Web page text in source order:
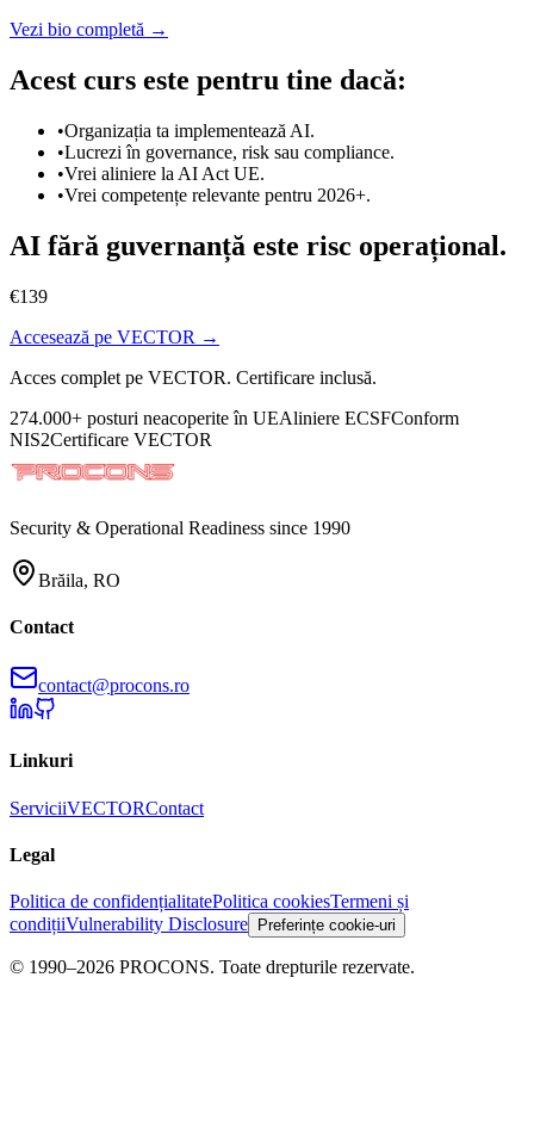
Vezi bio completă →
Acest curs este pentru tine dacă:
•Organizația ta implementează AI.
•Lucrezi în governance, risk sau compliance.
•Vrei aliniere la AI Act UE.
•Vrei competențe relevante pentru 2026+.
AI fără guvernanță este risc operațional.
€139
Accesează pe VECTOR →
Acces complet pe VECTOR. Certificare inclusă.
274.000+ posturi neacoperite în UEAliniere ECSFConform
NIS2Certificare VECTOR
Security & Operational Readiness since 1990
Brăila, RO
Contact
contact@procons.ro
Linkuri
ServiciiVECTORContact
Legal
Politica de confidențialitatePolitica cookiesTermeni și
condițiiVulnerability Disclosure Preferințe cookie-uri
© 1990–2026 PROCONS. Toate drepturile rezervate.